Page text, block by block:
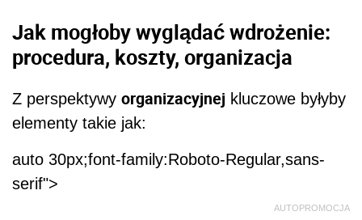
Jak mogłoby wyglądać wdrożenie:
procedura, koszty, organizacja
Z perspektywy organizacyjnej kluczowe byłyby
elementy takie jak:
auto 30px;font-family:Roboto-Regular,sans-
serif">
AUTOPROMOCJA